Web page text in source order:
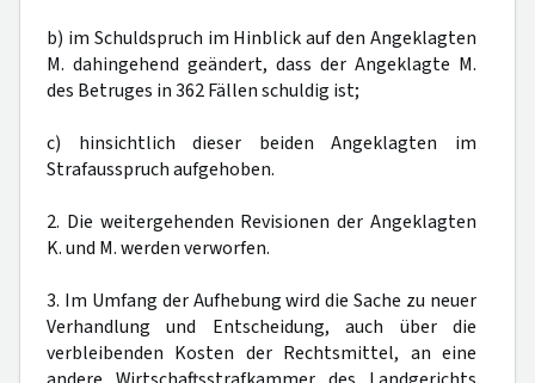
b) im Schuldspruch im Hinblick auf den Angeklagten
M. dahingehend geändert, dass der Angeklagte M.
des Betruges in 362 Fällen schuldig ist;
c) hinsichtlich dieser beiden Angeklagten im
Strafausspruch aufgehoben.
2. Die weitergehenden Revisionen der Angeklagten
K. und M. werden verworfen.
3. Im Umfang der Aufhebung wird die Sache zu neuer
Verhandlung und Entscheidung, auch über die
verbleibenden Kosten der Rechtsmittel, an eine